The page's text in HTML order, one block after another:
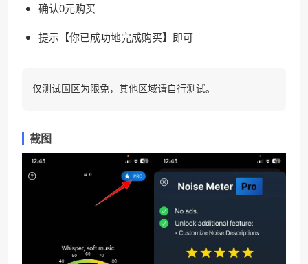
确认0元购买
提示【你已成功地完成购买】即可
仅测试国区为限免，其他区域请自行测试。
截图